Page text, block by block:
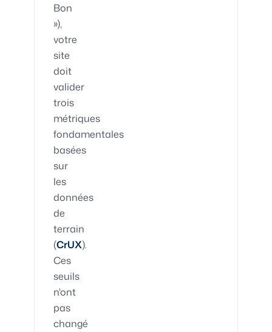
Bon
»),
votre
site
doit
valider
trois
métriques
fondamentales
basées
sur
les
données
de
terrain
(CrUX).
Ces
seuils
n'ont
pas
changé